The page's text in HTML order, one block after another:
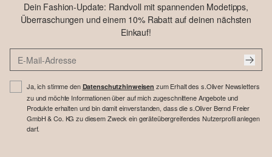
Dein Fashion-Update: Randvoll mit spannenden Modetipps,
Überraschungen und einem 10% Rabatt auf deinen nächsten
Einkauf!
Ja, ich stimme den Datenschutzhinweisen zum Erhalt des s.Oliver Newsletters
zu und möchte Informationen über auf mich zugeschnittene Angebote und
Produkte erhalten und bin damit einverstanden, dass die s.Oliver Bernd Freier
GmbH & Co. KG zu diesem Zweck ein geräteübergreifendes Nutzerprofil anlegen
darf.